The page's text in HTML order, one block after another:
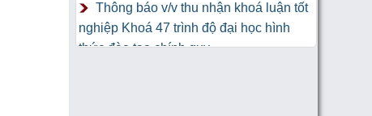
Thông báo v/v thu nhận khoá luận tốt
nghiệp Khoá 47 trình độ đại học hình
thức đào tạo chính quy